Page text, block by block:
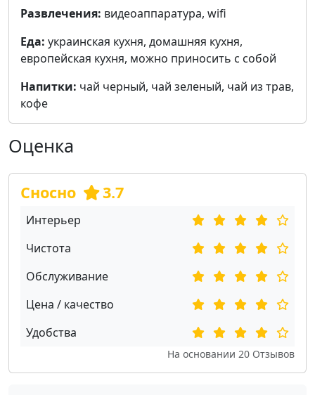
Развлечения: видеоаппаратура, wifi
Еда: украинская кухня, домашняя кухня,
европейская кухня, можно приносить с собой
Напитки: чай черный, чай зеленый, чай из трав,
кофе
Оценка
Сносно 3.7
Интерьер
Чистота
Обслуживание
Цена / качество
Удобства
На основании 20 Отзывов